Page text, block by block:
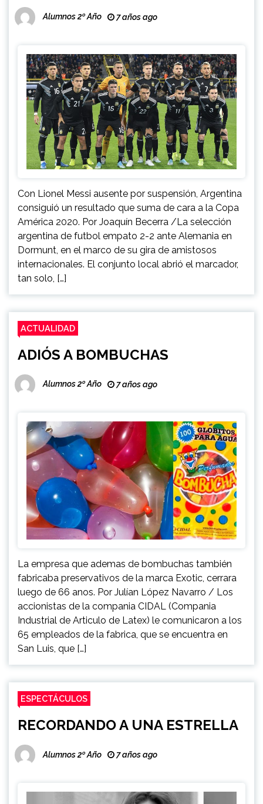
Alumnos 2º Año 7 años ago
Con Lionel Messi ausente por suspensión, Argentina
consiguió un resultado que suma de cara a la Copa
América 2020. Por Joaquín Becerra /La selección
argentina de futbol empato 2-2 ante Alemania en
Dormunt, en el marco de su gira de amistosos
internacionales. El conjunto local abrió el marcador,
tan solo, […]
ACTUALIDAD
ADIÓS A BOMBUCHAS
Alumnos 2º Año 7 años ago
La empresa que ademas de bombuchas también
fabricaba preservativos de la marca Exotic, cerrara
luego de 66 anos. Por Julían López Navarro / Los
accionistas de la compania CIDAL (Compania
Industrial de Articulo de Latex) le comunicaron a los
65 empleados de la fabrica, que se encuentra en
San Luis, que […]
ESPECTÁCULOS
RECORDANDO A UNA ESTRELLA
Alumnos 2º Año 7 años ago